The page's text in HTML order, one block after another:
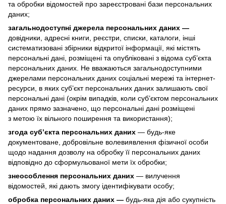
та обробки відомостей про зареєстровані бази персональних
даних;
загальнодоступні джерела персональних даних —
довідники, адресні книги, реєстри, списки, каталоги, інші
систематизовані збірники відкритої інформації, які містять
персональні дані, розміщені та опубліковані з відома суб’єкта
персональних даних. Не вважаються загальнодоступними
джерелами персональних даних соціальні мережі та інтернет-
ресурси, в яких суб’єкт персональних даних залишають свої
персональні дані (окрім випадків, коли суб’єктом персональних
даних прямо зазначено, що персональні дані розміщені
з метою їх вільного поширення та використання);
згода суб’єкта персональних даних — будь-яке
документоване, добровільне волевиявлення фізичної особи
щодо надання дозволу на обробку її персональних даних
відповідно до сформульованої мети їх обробки;
знеособлення персональних даних — вилучення
відомостей, які дають змогу ідентифікувати особу;
обробка персональних даних — будь-яка дія або сукупність